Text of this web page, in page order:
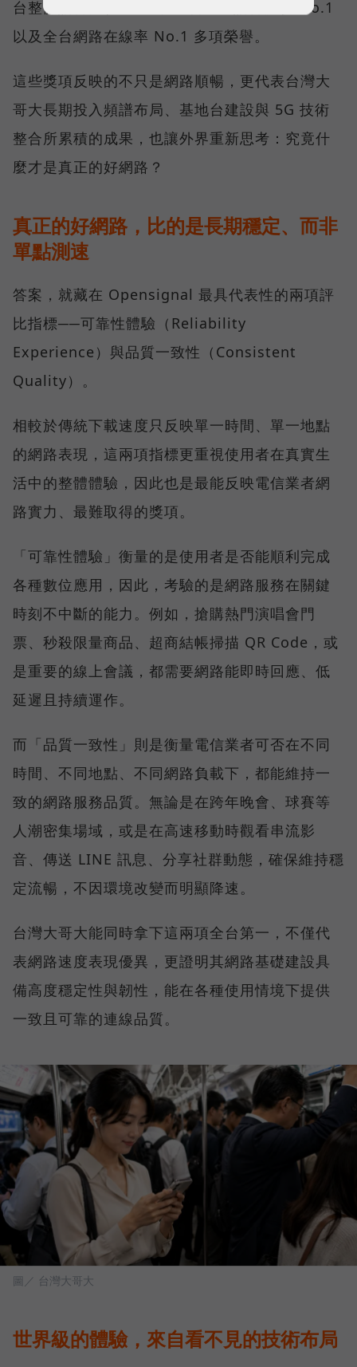
台整體語音體驗 No.1、全台 5G 語音體驗 No.1
以及全台網路在線率 No.1 多項榮譽。
這些獎項反映的不只是網路順暢，更代表台灣大
哥大長期投入頻譜布局、基地台建設與 5G 技術
整合所累積的成果，也讓外界重新思考：究竟什
麼才是真正的好網路？
真正的好網路，比的是長期穩定、而非
單點測速
答案，就藏在 Opensignal 最具代表性的兩項評
比指標──可靠性體驗（Reliability
Experience）與品質一致性（Consistent
Quality）。
相較於傳統下載速度只反映單一時間、單一地點
的網路表現，這兩項指標更重視使用者在真實生
活中的整體體驗，因此也是最能反映電信業者網
路實力、最難取得的獎項。
「可靠性體驗」衡量的是使用者是否能順利完成
各種數位應用，因此，考驗的是網路服務在關鍵
時刻不中斷的能力。例如，搶購熱門演唱會門
票、秒殺限量商品、超商結帳掃描 QR Code，或
是重要的線上會議，都需要網路能即時回應、低
延遲且持續運作。
而「品質一致性」則是衡量電信業者可否在不同
時間、不同地點、不同網路負載下，都能維持一
致的網路服務品質。無論是在跨年晚會、球賽等
人潮密集場域，或是在高速移動時觀看串流影
音、傳送 LINE 訊息、分享社群動態，確保維持穩
定流暢，不因環境改變而明顯降速。
台灣大哥大能同時拿下這兩項全台第一，不僅代
表網路速度表現優異，更證明其網路基礎建設具
備高度穩定性與韌性，能在各種使用情境下提供
一致且可靠的連線品質。
圖／ 台灣大哥大
世界級的體驗，來自看不見的技術布局